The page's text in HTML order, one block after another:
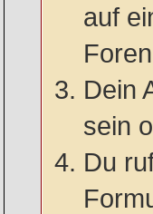
auf
Dein
sein
Du